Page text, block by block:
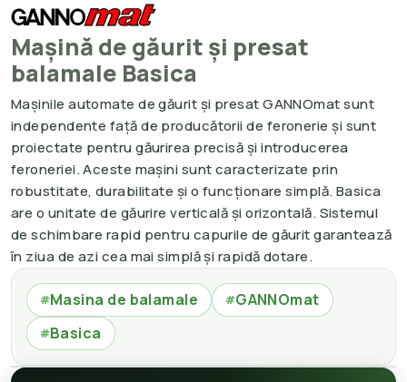
Mașină de găurit și presat
balamale Basica
Mașinile automate de găurit și presat GANNOmat sunt
independente față de producătorii de feronerie și sunt
proiectate pentru găurirea precisă și introducerea
feroneriei. Aceste mașini sunt caracterizate prin
robustitate, durabilitate și o funcționare simplă. Basica
are o unitate de găurire verticală și orizontală. Sistemul
de schimbare rapid pentru capurile de găurit garantează
în ziua de azi cea mai simplă și rapidă dotare.
#Masina de balamale #GANNOmat
#Basica